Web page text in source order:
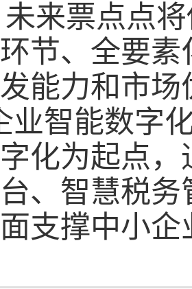
票点点将
节、全要
能力和市
业智能数字
化为起点
、智慧税
支撑中小